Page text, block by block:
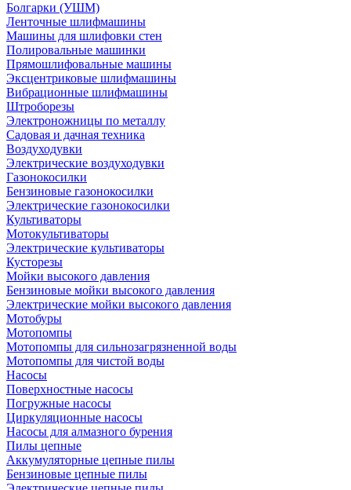
Болгарки (УШМ)
Ленточные шлифмашины
Машины для шлифовки стен
Полировальные машинки
Прямошлифовальные машины
Эксцентриковые шлифмашины
Вибрационные шлифмашины
Штроборезы
Электроножницы по металлу
Садовая и дачная техника
Воздуходувки
Электрические воздуходувки
Газонокосилки
Бензиновые газонокосилки
Электрические газонокосилки
Культиваторы
Мотокультиваторы
Электрические культиваторы
Кусторезы
Мойки высокого давления
Бензиновые мойки высокого давления
Электрические мойки высокого давления
Мотобуры
Мотопомпы
Мотопомпы для сильнозагрязненной воды
Мотопомпы для чистой воды
Насосы
Поверхностные насосы
Погружные насосы
Циркуляционные насосы
Насосы для алмазного бурения
Пилы цепные
Аккумуляторные цепные пилы
Бензиновые цепные пилы